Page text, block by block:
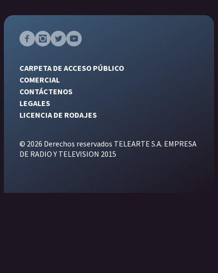
CARPETA DE ACCESO PÚBLICO
COMERCIAL
CONTÁCTENOS
LEGALES
LICENCIA DE RODAJES
© 2026 Derechos reservados TELEARTE S.A. EMPRESA
DE RADIO Y TELEVISION 2015